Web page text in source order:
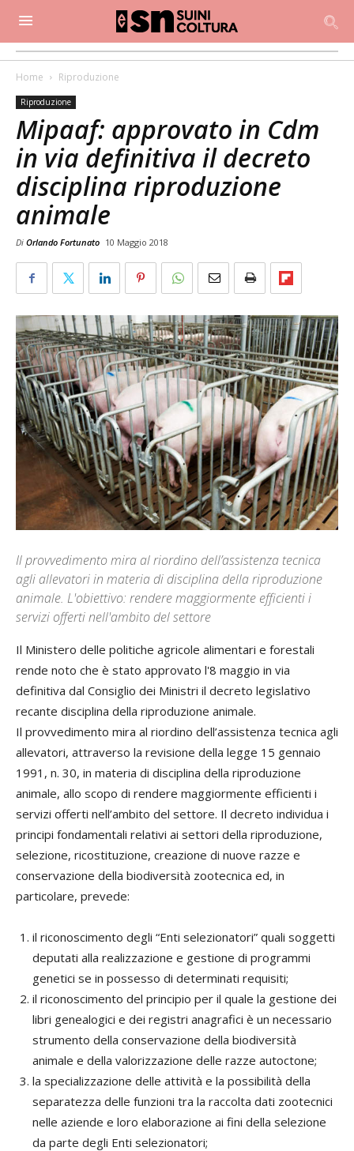
Home Riproduzione
Riproduzione
Mipaaf: approvato in Cdm
in via definitiva il decreto
disciplina riproduzione
animale
Di Orlando Fortunato 10 Maggio 2018
Il provvedimento mira al riordino dell’assistenza tecnica
agli allevatori in materia di disciplina della riproduzione
animale. L'obiettivo: rendere maggiormente efficienti i
servizi offerti nell'ambito del settore
Il Ministero delle politiche agricole alimentari e forestali
rende noto che è stato approvato l'8 maggio in via
definitiva dal Consiglio dei Ministri il decreto legislativo
recante disciplina della riproduzione animale.
Il provvedimento mira al riordino dell’assistenza tecnica agli
allevatori, attraverso la revisione della legge 15 gennaio
1991, n. 30, in materia di disciplina della riproduzione
animale, allo scopo di rendere maggiormente efficienti i
servizi offerti nell’ambito del settore. Il decreto individua i
principi fondamentali relativi ai settori della riproduzione,
selezione, ricostituzione, creazione di nuove razze e
conservazione della biodiversità zootecnica ed, in
particolare, prevede:
il riconoscimento degli “Enti selezionatori” quali soggetti
deputati alla realizzazione e gestione di programmi
genetici se in possesso di determinati requisiti;
il riconoscimento del principio per il quale la gestione dei
libri genealogici e dei registri anagrafici è un necessario
strumento della conservazione della biodiversità
animale e della valorizzazione delle razze autoctone;
la specializzazione delle attività e la possibilità della
separatezza delle funzioni tra la raccolta dati zootecnici
nelle aziende e loro elaborazione ai fini della selezione
da parte degli Enti selezionatori;